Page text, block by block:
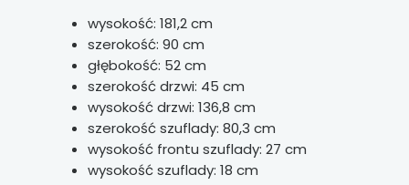
wysokość: 181,2 cm
szerokość: 90 cm
głębokość: 52 cm
szerokość drzwi: 45 cm
wysokość drzwi: 136,8 cm
szerokość szuflady: 80,3 cm
wysokość frontu szuflady: 27 cm
wysokość szuflady: 18 cm